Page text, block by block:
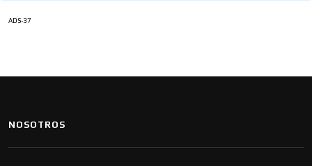
ADS-37
NOSOTROS